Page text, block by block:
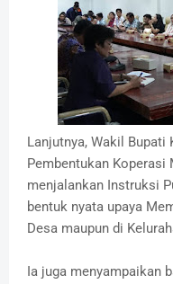
Lanjutnya, Wakil Bupati
Pembentukan Koperasi
menjalankan Instruksi
bentuk nyata upaya
Desa maupun di
Ia juga menyampaikan